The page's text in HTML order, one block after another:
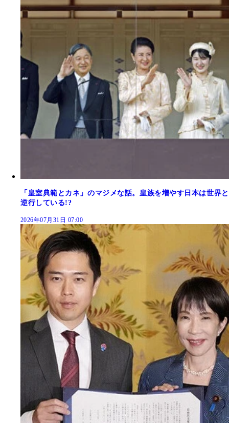
「皇室典範とカネ」のマジメな話。皇族を増やす日本は世界と
逆行している!?
2026年07月31日 07:00